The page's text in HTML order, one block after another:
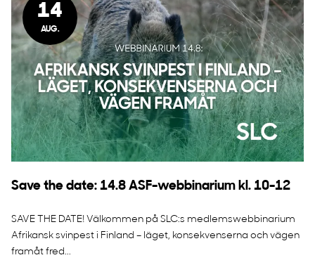
14
AUG.
Save the date: 14.8 ASF-webbinarium kl. 10-12
SAVE THE DATE! Välkommen på SLC:s medlemswebbinarium
Afrikansk svinpest i Finland – läget, konsekvenserna och vägen
framåt fred...